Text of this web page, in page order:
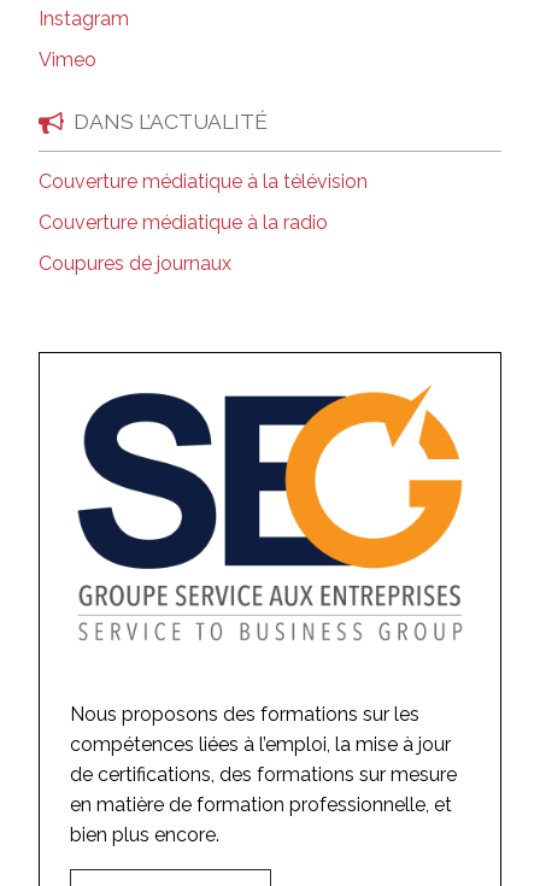
Instagram
Vimeo
DANS L’ACTUALITÉ
Couverture médiatique à la télévision
Couverture médiatique à la radio
Coupures de journaux
Nous proposons des formations sur les
compétences liées à l’emploi, la mise à jour
de certifications, des formations sur mesure
en matière de formation professionnelle, et
bien plus encore.